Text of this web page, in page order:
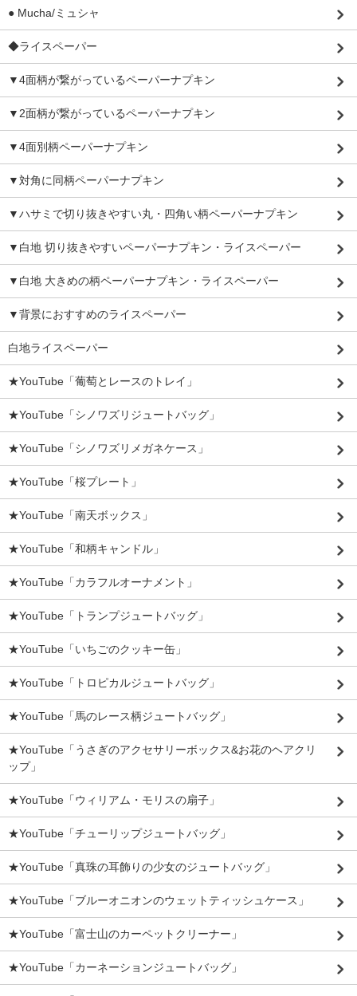
● Mucha/ミュシャ
◆ライスペーパー
▼4面柄が繋がっているペーパーナプキン
▼2面柄が繋がっているペーパーナプキン
▼4面別柄ペーパーナプキン
▼対角に同柄ペーパーナプキン
▼ハサミで切り抜きやすい丸・四角い柄ペーパーナプキン
▼白地 切り抜きやすいペーパーナプキン・ライスペーパー
▼白地 大きめの柄ペーパーナプキン・ライスペーパー
▼背景におすすめのライスペーパー
白地ライスペーパー
★YouTube「葡萄とレースのトレイ」
★YouTube「シノワズリジュートバッグ」
★YouTube「シノワズリメガネケース」
★YouTube「桜プレート」
★YouTube「南天ボックス」
★YouTube「和柄キャンドル」
★YouTube「カラフルオーナメント」
★YouTube「トランプジュートバッグ」
★YouTube「いちごのクッキー缶」
★YouTube「トロピカルジュートバッグ」
★YouTube「馬のレース柄ジュートバッグ」
★YouTube「うさぎのアクセサリーボックス&お花のヘアクリ
ップ」
★YouTube「ウィリアム・モリスの扇子」
★YouTube「チューリップジュートバッグ」
★YouTube「真珠の耳飾りの少女のジュートバッグ」
★YouTube「ブルーオニオンのウェットティッシュケース」
★YouTube「富士山のカーペットクリーナー」
★YouTube「カーネーションジュートバッグ」